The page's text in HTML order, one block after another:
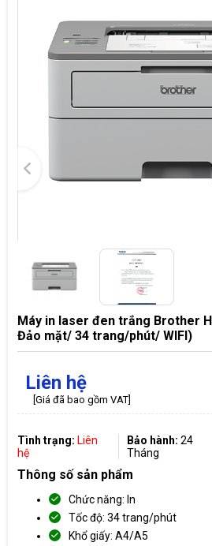
Máy in laser đen trắng Brother
Đảo mặt/ 34 trang/phút/ WIFI)
Liên hệ
[Giá đã bao gồm VAT]
Tình trạng: Liên
hệ
Bảo hành: 24
Tháng
Thông số sản phẩm
Chức năng: In
Tốc độ: 34 trang/phút
Khổ giấy: A4/A5